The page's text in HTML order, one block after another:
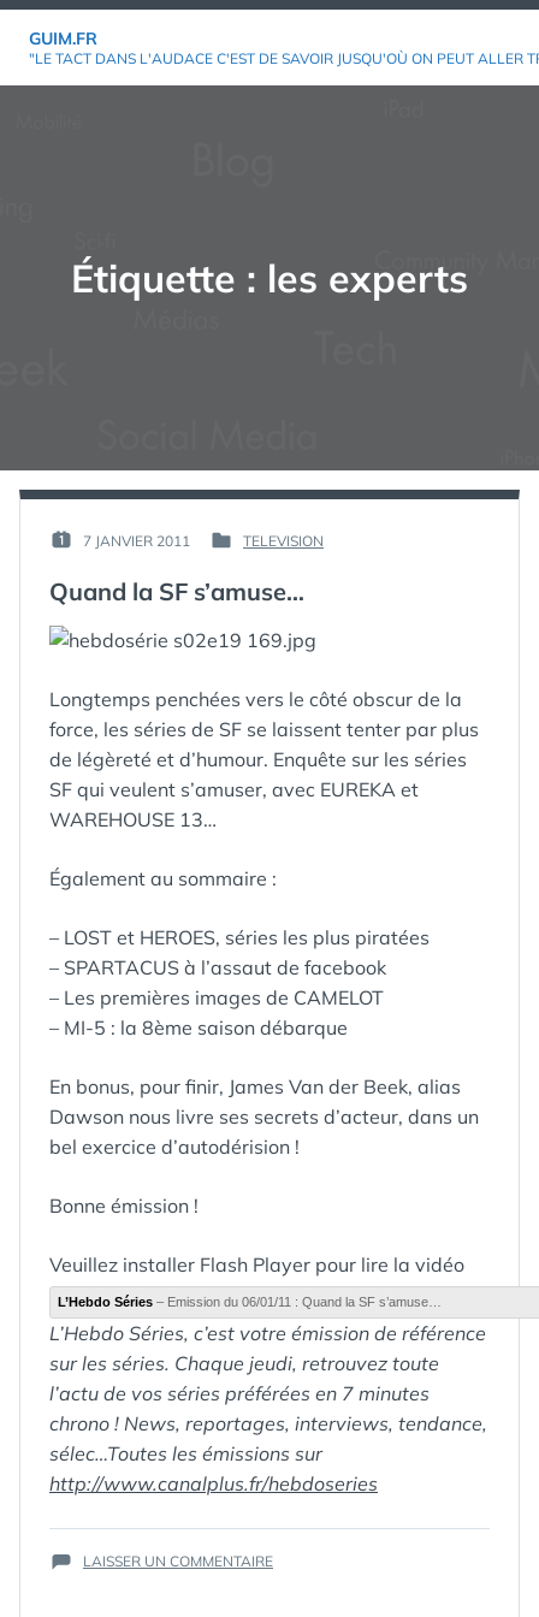
Aller
GUIM.FR
"LE TACT DANS L'AUDACE C'EST DE SAVOIR JUSQU'OÙ ON PEUT ALLER
Étiquette : les experts
PUBLIÉ
7 JANVIER 2011
PAR :
PUBLIÉ
TELEVISION
Quand la SF s’amuse…
Longtemps penchées vers le côté obscur de la
force, les séries de SF se laissent tenter par plus
de légèreté et d’humour. Enquête sur les séries
SF qui veulent s’amuser, avec EUREKA et
WAREHOUSE 13…
Également au sommaire :
– LOST et HEROES, séries les plus piratées
– SPARTACUS à l’assaut de facebook
– Les premières images de CAMELOT
– MI-5 : la 8ème saison débarque
En bonus, pour finir, James Van der Beek, alias
Dawson nous livre ses secrets d’acteur, dans un
bel exercice d’autodérision !
Bonne émission !
Veuillez installer Flash Player pour lire la vidéo
L’Hebdo Séries – Emission du 06/01/11 : Quand la SF s’amuse…
L’Hebdo Séries, c’est votre émission de référence
sur les séries. Chaque jeudi, retrouvez toute
l’actu de vos séries préférées en 7 minutes
chrono ! News, reportages, interviews, tendance,
sélec…Toutes les émissions sur
http://www.canalplus.fr/hebdoseries
ÉTIQUETTES :
CANAL+,
CANALPLUS
EUREKA,
FACEBOOK,
HEBDO,
JAMES VAN
LES LAISSER UN COMMENTAIRESUR